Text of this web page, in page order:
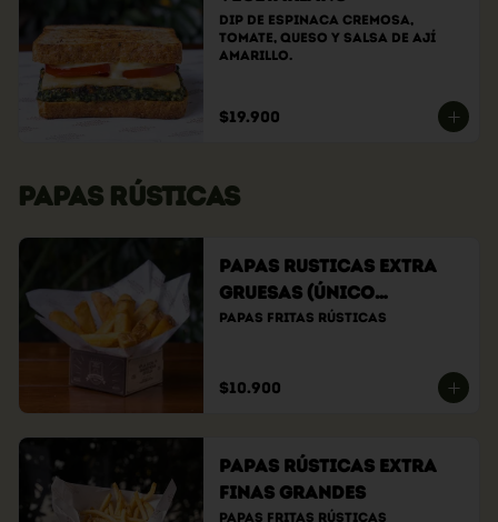
Dip de espinaca cremosa,
tomate, queso y salsa de ají
amarillo.
$19.900
PAPAS RÚSTICAS
Papas Rusticas Extra
Gruesas (Único
tamaño)
Papas fritas rústicas
$10.900
Papas Rústicas Extra
Finas Grandes
Papas fritas rústicas